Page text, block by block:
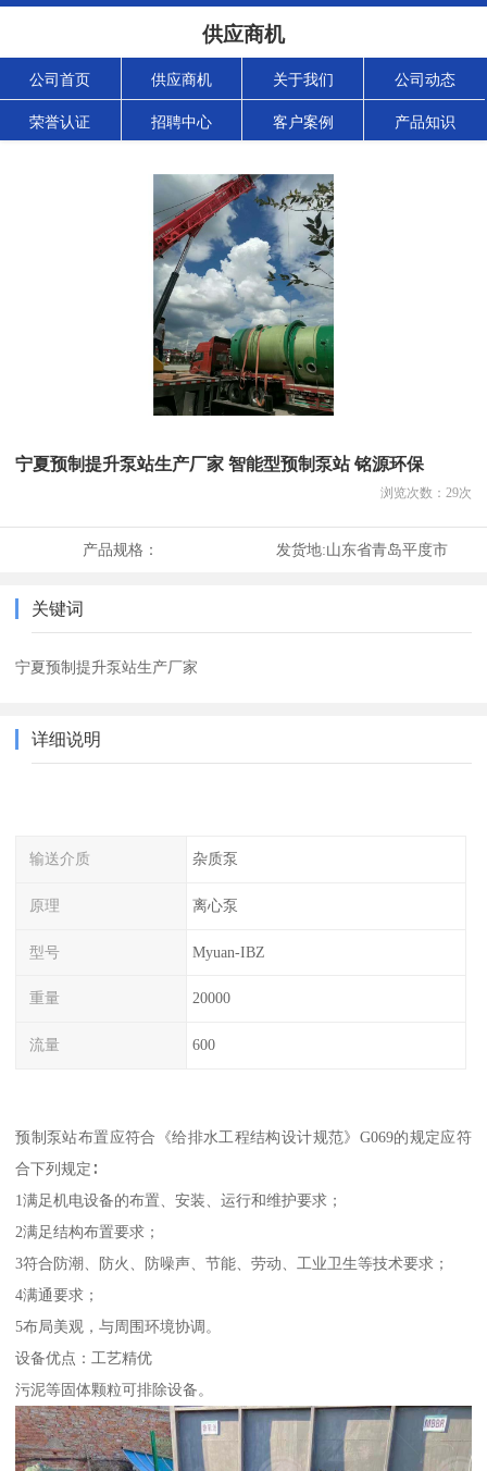
供应商机
公司首页 供应商机 关于我们 公司动态
荣誉认证 招聘中心 客户案例 产品知识
宁夏预制提升泵站生产厂家 智能型预制泵站 铭源环保
浏览次数： 29次
产品规格： 发货地:山东省青岛平度市
关键词
宁夏预制提升泵站生产厂家
详细说明
输送介质 杂质泵
原理 离心泵
型号 Myuan-IBZ
重量 20000
流量 600
预制泵站布置应符合《给排水工程结构设计规范》G069的规定应符
合下列规定∶
1满足机电设备的布置、安装、运行和维护要求；
2满足结构布置要求；
3符合防潮、防火、防噪声、节能、劳动、工业卫生等技术要求；
4满通要求；
5布局美观，与周围环境协调。
设备优点：工艺精优
污泥等固体颗粒可排除设备。